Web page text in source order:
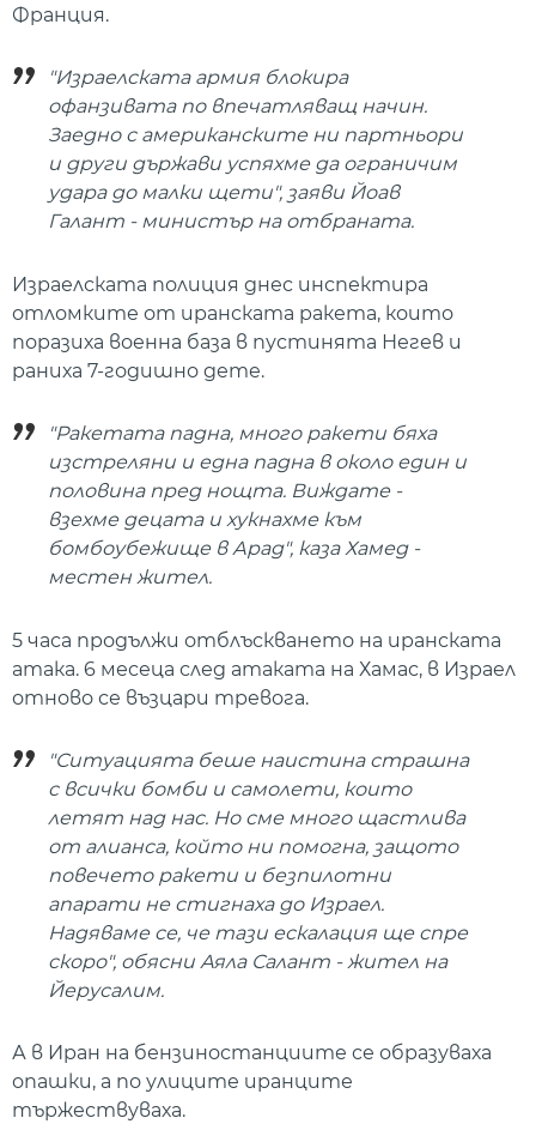
Франция.
"Израелската армия блокира
офанзивата по впечатляващ начин.
Заедно с американските ни партньори
и други държави успяхме да ограничим
удара до малки щети", заяви Йоав
Галант - министър на отбраната.
Израелската полиция днес инспектира
отломките от иранската ракета, които
поразиха военна база в пустинята Негев и
раниха 7-годишно дете.
"Ракетата падна, много ракети бяха
изстреляни и една падна в около един и
половина пред нощта. Виждате -
взехме децата и хукнахме към
бомбоубежище в Арад", каза Хамед -
местен жител.
5 часа продължи отблъскването на иранската
атака. 6 месеца след атаката на Хамас, в Израел
отново се възцари тревога.
"Ситуацията беше наистина страшна
с всички бомби и самолети, които
летят над нас. Но сме много щастлива
от алианса, който ни помогна, защото
повечето ракети и безпилотни
апарати не стигнаха до Израел.
Надяваме се, че тази ескалация ще спре
скоро", обясни Аяла Салант - жител на
Йерусалим.
А в Иран на бензиностанциите се образуваха
опашки, а по улиците иранците
тържествуваха.